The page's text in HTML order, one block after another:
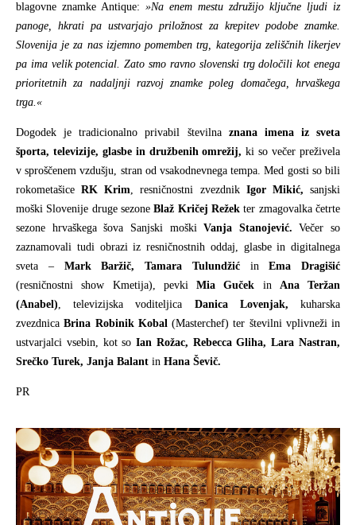
blagovne znamke Antique: »Na enem mestu združijo ključne ljudi iz
panoge, hkrati pa ustvarjajo priložnost za krepitev podobe znamke.
Slovenija je za nas izjemno pomemben trg, kategorija zeliščnih likerjev
pa ima velik potencial. Zato smo ravno slovenski trg določili kot enega
prioritetnih za nadaljnji razvoj znamke poleg domačega, hrvaškega
trga.«
Dogodek je tradicionalno privabil številna znana imena iz sveta
športa, televizije, glasbe in družbenih omrežij, ki so večer preživela
v sproščenem vzdušju, stran od vsakodnevnega tempa. Med gosti so bili
rokometašiceRK Krim, resničnostni zvezdnik Igor Mikić, sanjski
moški Slovenije druge sezoneBlaž Kričej Režek ter zmagovalka četrte
sezone hrvaškega šova Sanjski moškiVanja Stanojević. Večer so
zaznamovali tudi obrazi iz resničnostnih oddaj, glasbe in digitalnega
sveta – Mark Baržič, Tamara Tulundžić inEma Dragišić
(resničnostni show Kmetija), pevki Mia Guček in Ana Teržan
(Anabel), televizijska voditeljica Danica Lovenjak, kuharska
zvezdnicaBrina Robinik Kobal(Masterchef) ter številni vplivneži in
ustvarjalci vsebin, kot soIan Rožac, Rebecca Gliha, Lara Nastran,
Srečko Turek, Janja Balant in Hana Ševič.
PR